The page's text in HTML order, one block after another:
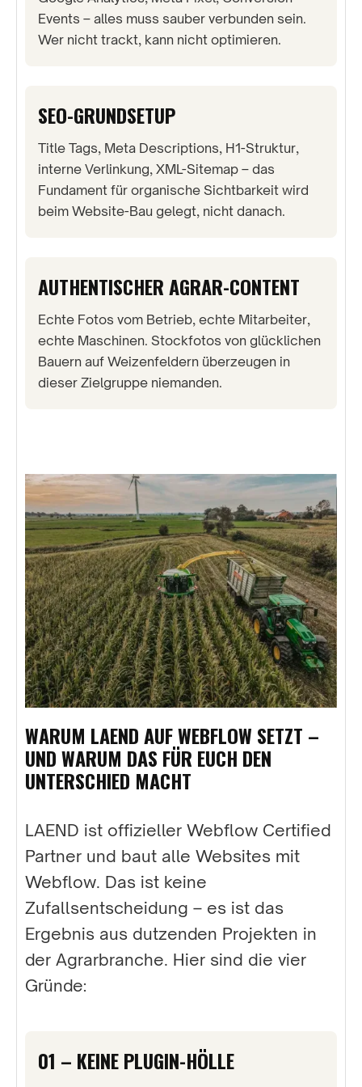
Events – alles muss sauber verbunden sein.
Wer nicht trackt, kann nicht optimieren.
SEO-GRUNDSETUP
Title Tags, Meta Descriptions, H1-Struktur,
interne Verlinkung, XML-Sitemap – das
Fundament für organische Sichtbarkeit wird
beim Website-Bau gelegt, nicht danach.
AUTHENTISCHER AGRAR-CONTENT
Echte Fotos vom Betrieb, echte Mitarbeiter,
echte Maschinen. Stockfotos von glücklichen
Bauern auf Weizenfeldern überzeugen in
dieser Zielgruppe niemanden.
WARUM LAEND AUF WEBFLOW SETZT –
UND WARUM DAS FÜR EUCH DEN
UNTERSCHIED MACHT
LAEND ist offizieller Webflow Certified
Partner und baut alle Websites mit
Webflow. Das ist keine
Zufallsentscheidung – es ist das
Ergebnis aus dutzenden Projekten in
der Agrarbranche. Hier sind die vier
Gründe:
01 – KEINE PLUGIN-HÖLLE